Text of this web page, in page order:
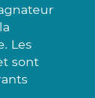
Les
sont